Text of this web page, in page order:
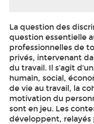
La question des
question essentielle
professionnelles de
privés, intervenant
du travail. Il s’agit
humain, social,
de vie au travail, la
motivation du
sont en jeu. Les
développent, relayés